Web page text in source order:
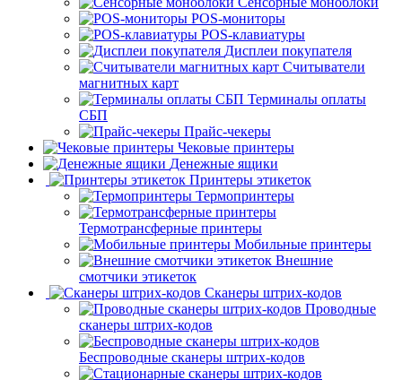
POS-мониторы
POS-клавиатуры
Дисплеи покупателя
Считыватели
магнитных карт
Терминалы оплаты
СБП
Прайс-чекеры
Чековые принтеры
Денежные ящики
Принтеры этикеток
Термопринтеры
Термотрансферные принтеры
Мобильные принтеры
Внешние
смотчики этикеток
Сканеры штрих-кодов
Проводные
сканеры штрих-кодов
Беспроводные сканеры штрих-кодов